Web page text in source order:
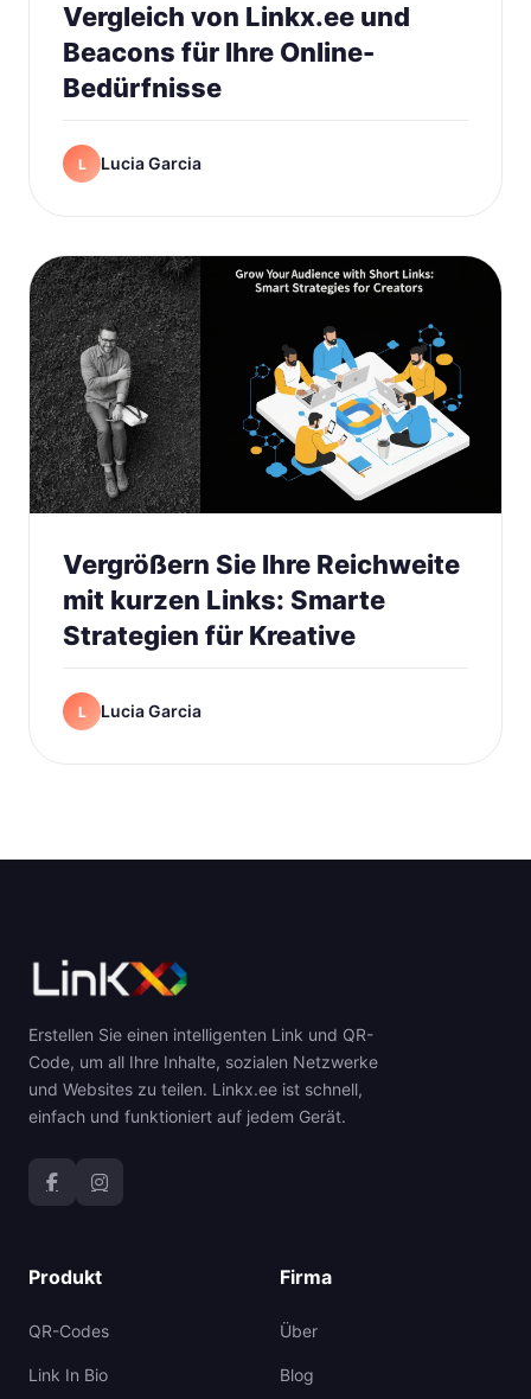
Vergleich von Linkx.ee und
Beacons für Ihre Online-
Bedürfnisse
L Lucia Garcia
Vergrößern Sie Ihre Reichweite
mit kurzen Links: Smarte
Strategien für Kreative
L Lucia Garcia
Erstellen Sie einen intelligenten Link und QR-
Code, um all Ihre Inhalte, sozialen Netzwerke
und Websites zu teilen. Linkx.ee ist schnell,
einfach und funktioniert auf jedem Gerät.
Produkt
QR-Codes
Link In Bio
Firma
Über
Blog